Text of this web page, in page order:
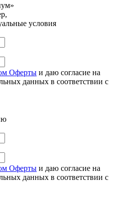
условия
Оферты и даю согласие на
данных в соответствии с
Оферты и даю согласие на
данных в соответствии с